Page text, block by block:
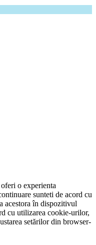
o experienta
sunteti de acord cu
acestora în dispozitivul
cu utilizarea cookie-urilor,
setărilor din browser-